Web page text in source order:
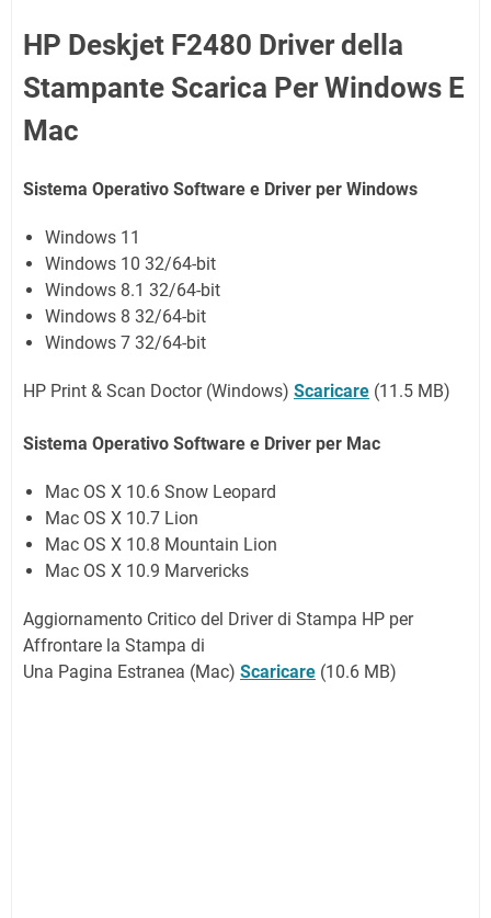
HP Deskjet F2480 Driver della
Stampante Scarica Per Windows E
Mac
Sistema Operativo Software e Driver per Windows
Windows 11
Windows 10 32/64-bit
Windows 8.1 32/64-bit
Windows 8 32/64-bit
Windows 7 32/64-bit
HP Print & Scan Doctor (Windows) Scaricare (11.5 MB)
Sistema Operativo Software e Driver per Mac
Mac OS X 10.6 Snow Leopard
Mac OS X 10.7 Lion
Mac OS X 10.8 Mountain Lion
Mac OS X 10.9 Marvericks
Aggiornamento Critico del Driver di Stampa HP per
Affrontare la Stampa di
Una Pagina Estranea (Mac) Scaricare (10.6 MB)